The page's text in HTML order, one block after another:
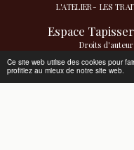
Ce site web utilise des cookies pour
profitiez au mieux de notre site web.
Espace
Droits
Atelier de nettoyage
L'ATELIER- LES